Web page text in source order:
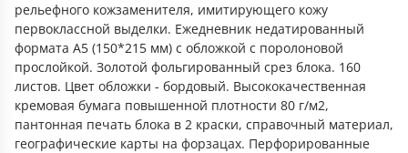
рельефного кожзаменителя, имитирующего кожу
первоклассной выделки. Ежедневник недатированный
формата A5 (150*215 мм) с обложкой с поролоновой
прослойкой. Золотой фольгированный срез блока. 160
листов. Цвет обложки - бордовый. Высококачественная
кремовая бумага повышенной плотности 80 г/м2,
пантонная печать блока в 2 краски, справочный материал,
географические карты на форзацах. Перфорированные